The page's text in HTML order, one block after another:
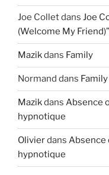
Joe Colletdans Joe
(Welcome My Friend)”
Mazikdans Family
Normand dans Family
Mazikdans Absence
hypnotique
Olivierdans Absence
hypnotique